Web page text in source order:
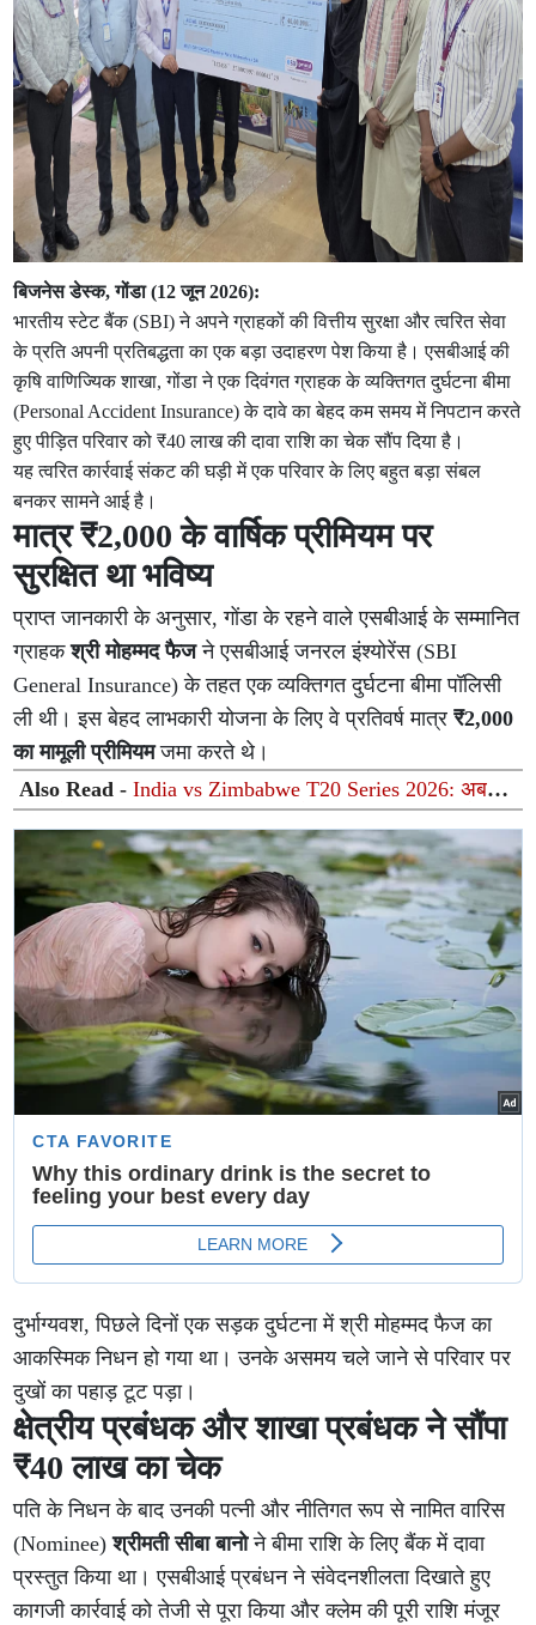
बिजनेस डेस्क, गोंडा (12 जून 2026):
भारतीय स्टेट बैंक (SBI) ने अपने ग्राहकों की वित्तीय सुरक्षा और त्वरित सेवा
के प्रति अपनी प्रतिबद्धता का एक बड़ा उदाहरण पेश किया है। एसबीआई की
कृषि वाणिज्यिक शाखा, गोंडा ने एक दिवंगत ग्राहक के व्यक्तिगत दुर्घटना बीमा
(Personal Accident Insurance) के दावे का बेहद कम समय में निपटान करते
हुए पीड़ित परिवार को ₹40 लाख की दावा राशि का चेक सौंप दिया है।
यह त्वरित कार्रवाई संकट की घड़ी में एक परिवार के लिए बहुत बड़ा संबल
बनकर सामने आई है।
मात्र ₹2,000 के वार्षिक प्रीमियम पर
सुरक्षित था भविष्य
प्राप्त जानकारी के अनुसार, गोंडा के रहने वाले एसबीआई के सम्मानित
ग्राहकश्री मोहम्मद फैजने एसबीआई जनरल इंश्योरेंस (SBI
General Insurance) के तहत एक व्यक्तिगत दुर्घटना बीमा पॉलिसी
ली थी। इस बेहद लाभकारी योजना के लिए वे प्रतिवर्ष मात्र₹2,000
का मामूली प्रीमियमजमा करते थे।
Also Read -India vs Zimbabwe T20 Series 2026: अब
कब खेला जाएगा दूसरा टी20? जानिए मैच की तारीख, समय और
सीरीज का पूरा कार्यक्रम
दुर्भाग्यवश, पिछले दिनों एक सड़क दुर्घटना में श्री मोहम्मद फैज का
आकस्मिक निधन हो गया था। उनके असमय चले जाने से परिवार पर
दुखों का पहाड़ टूट पड़ा।
क्षेत्रीय प्रबंधक और शाखा प्रबंधक ने सौंपा
₹40 लाख का चेक
पति के निधन के बाद उनकी पत्नी और नीतिगत रूप से नामित वारिस
(Nominee)श्रीमती सीबा बानोने बीमा राशि के लिए बैंक में दावा
प्रस्तुत किया था। एसबीआई प्रबंधन ने संवेदनशीलता दिखाते हुए
कागजी कार्रवाई को तेजी से पूरा किया और क्लेम की पूरी राशि मंजूर